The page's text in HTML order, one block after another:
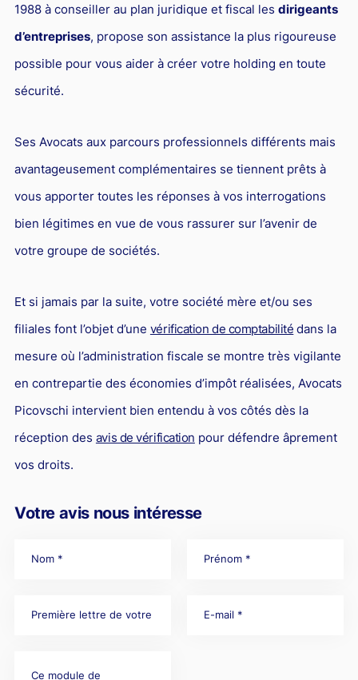
1988 à conseiller au plan juridique et fiscal les dirigeants
d’entreprises, propose son assistance la plus rigoureuse
possible pour vous aider à créer votre holding en toute
sécurité.
Ses Avocats aux parcours professionnels différents mais
avantageusement complémentaires se tiennent prêts à
vous apporter toutes les réponses à vos interrogations
bien légitimes en vue de vous rassurer sur l’avenir de
votre groupe de sociétés.
Et si jamais par la suite, votre société mère et/ou ses
filiales font l’objet d’une vérification de comptabilité dans la
mesure où l’administration fiscale se montre très vigilante
en contrepartie des économies d’impôt réalisées, Avocats
Picovschi intervient bien entendu à vos côtés dès la
réception des avis de vérification pour défendre âprement
vos droits.
Votre avis nous intéresse